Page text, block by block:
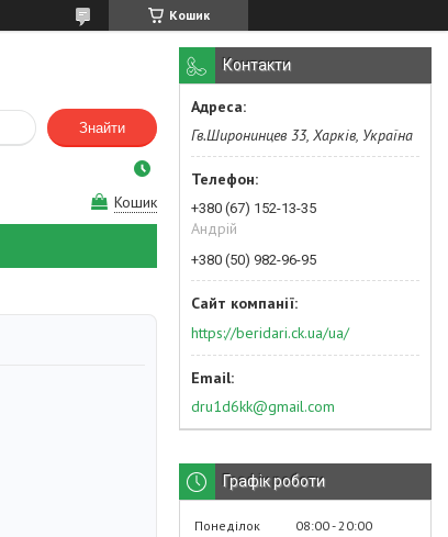
Кошик
Знайти
Кошик
Контакти
Гв.Широнинцев 33, Харків, Україна
+380 (67) 152-13-35
Андрій
+380 (50) 982-96-95
https://beridari.ck.ua/ua/
dru1d6kk@gmail.com
Графік роботи
Понеділок 08:00 20:00